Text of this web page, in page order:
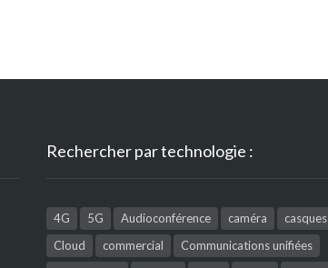
Rechercher par technologie :
4G 5G Audioconférence caméra
casques
Cloud
commercial
Communications unifiées